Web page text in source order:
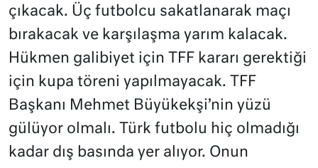
çıkacak. Üç futbolcu sakatlanarak maçı
bırakacak ve karşılaşma yarım kalacak.
Hükmen galibiyet için TFF kararı gerektiği
için kupa töreni yapılmayacak. TFF
Başkanı Mehmet Büyükekşi’nin yüzü
gülüyor olmalı. Türk futbolu hiç olmadığı
kadar dış basında yer alıyor. Onun